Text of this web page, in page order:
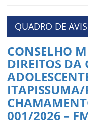
QUADRO DE
CONSELHO
DIREITOS DA
ITAPISSUMA/
001/2026 –